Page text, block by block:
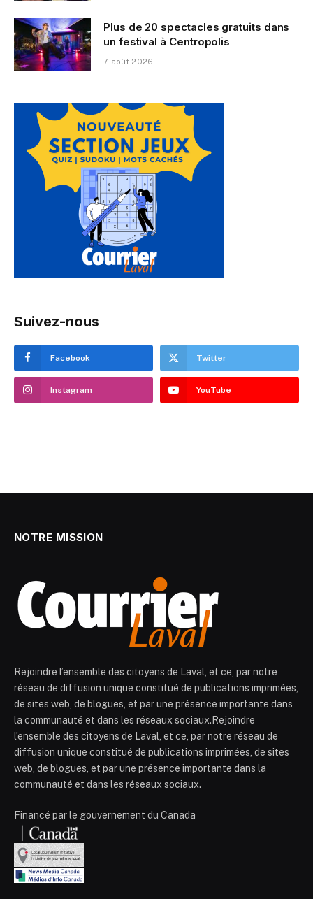
Plus de 20 spectacles gratuits dans
un festival à Centropolis
7 août 2026
Suivez-nous
Facebook Twitter
Instagram YouTube
NOTRE MISSION
Rejoindre l’ensemble des citoyens de Laval, et ce, par notre
réseau de diffusion unique constitué de publications imprimées,
de sites web, de blogues, et par une présence importante dans
la communauté et dans les réseaux sociaux.Rejoindre
l’ensemble des citoyens de Laval, et ce, par notre réseau de
diffusion unique constitué de publications imprimées, de sites
web, de blogues, et par une présence importante dans la
communauté et dans les réseaux sociaux.
Financé par le gouvernement du Canada